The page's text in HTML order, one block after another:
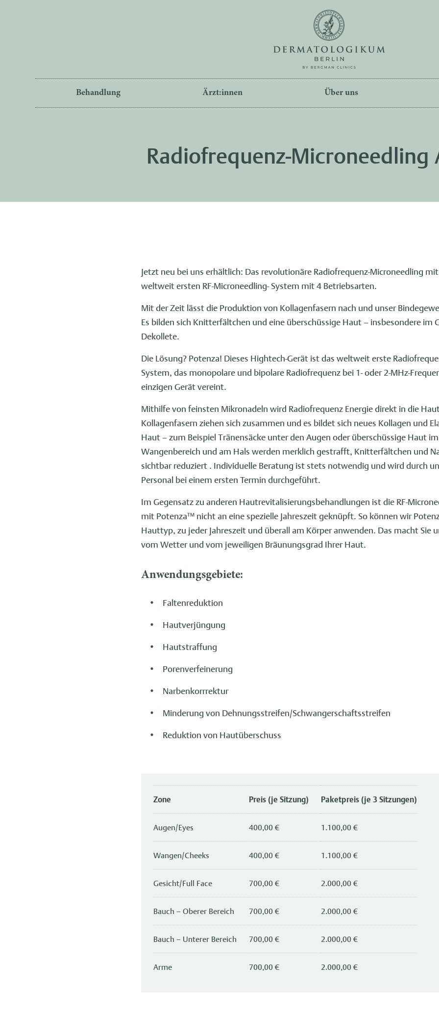
Behandlung Ärzt:innen Über uns
Radiofrequenz-Microneedling
Jetzt neu bei uns erhältlich: Das revolutionäre Radiofrequenz-Microneedling
weltweit ersten RF-Microneedling- System mit 4 Betriebsarten.
Mit der Zeit lässt die Produktion von Kollagenfasern nach und unser
Es bilden sich Knitterfältchen und eine überschüssige Haut – insbesondere im
Dekollete.
Die Lösung? Potenza! Dieses Hightech-Gerät ist das weltweit erste
System, das monopolare und bipolare Radiofrequenz bei 1- oder 2-MHz-
einzigen Gerät vereint.
Mithilfe von feinsten Mikronadeln wird Radiofrequenz Energie direkt in die
Kollagenfasern ziehen sich zusammen und es bildet sich neues Kollagen und
Haut – zum Beispiel Tränensäcke unter den Augen oder überschüssige Haut
Wangenbereich und am Hals werden merklich gestrafft, Knitterfältchen und
sichtbar reduziert . Individuelle Beratung ist stets notwendig und wird durch
Personal bei einem ersten Termin durchgeführt.
Im Gegensatz zu anderen Hautrevitalisierungsbehandlungen ist die RF-
mit Potenza™ nicht an eine spezielle Jahreszeit geknüpft. So können wir
Hauttyp, zu jeder Jahreszeit und überall am Körper anwenden. Das macht Sie
vom Wetter und vom jeweiligen Bräunungsgrad Ihrer Haut.
Anwendungsgebiete:
Faltenreduktion
Hautverjüngung
Hautstraffung
Porenverfeinerung
Narbenkorrrektur
Minderung von Dehnungsstreifen/Schwangerschaftsstreifen
Reduktion von Hautüberschuss
Zone Preis (je Sitzung) Paketpreis (je 3 Sitzungen)
Augen/Eyes 400,00 € 1.100,00 €
Wangen/Cheeks 400,00 € 1.100,00 €
Gesicht/Full Face 700,00 € 2.000,00 €
Bauch – Oberer Bereich 700,00 € 2.000,00 €
Bauch – Unterer Bereich 700,00 € 2.000,00 €
Arme 700,00 € 2.000,00 €